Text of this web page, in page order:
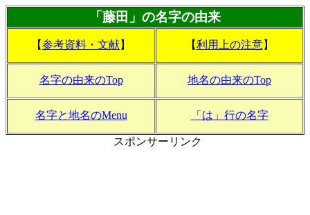
「藤田」の名字の由来
【参考資料・文献】 【利用上の注意】
名字の由来のTop 地名の由来のTop
名字と地名のMenu 「は」行の名字
スポンサーリンク